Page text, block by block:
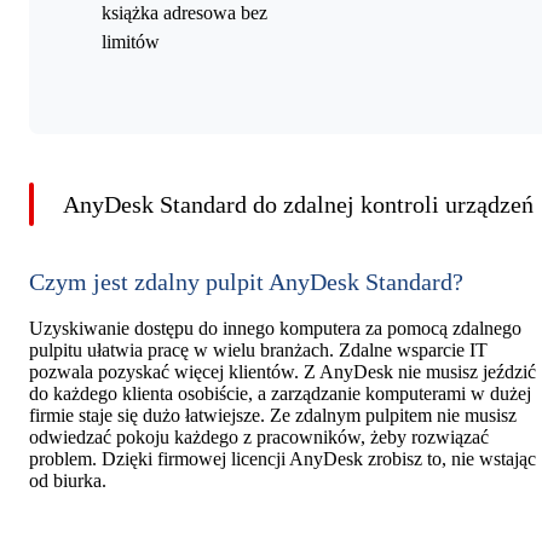
książka adresowa bez
limitów
AnyDesk Standard do zdalnej kontroli urządzeń
Czym jest zdalny pulpit AnyDesk Standard?
Uzyskiwanie dostępu do innego komputera za pomocą zdalnego
pulpitu ułatwia pracę w wielu branżach. Zdalne wsparcie IT
pozwala pozyskać więcej klientów. Z AnyDesk nie musisz jeździć
do każdego klienta osobiście, a zarządzanie komputerami w dużej
firmie staje się dużo łatwiejsze. Ze zdalnym pulpitem nie musisz
odwiedzać pokoju każdego z pracowników, żeby rozwiązać
problem. Dzięki firmowej licencji AnyDesk zrobisz to, nie wstając
od biurka.